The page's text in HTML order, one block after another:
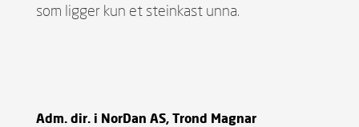
som ligger kun et steinkast unna.
Adm. dir. i NorDan AS, Trond Magnar